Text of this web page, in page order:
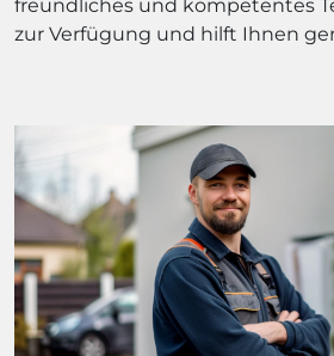
freundliches und kompetentes
zur Verfügung und hilft Ihnen